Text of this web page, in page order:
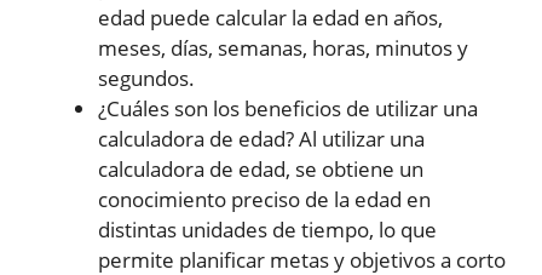
edad puede calcular la edad en años,
meses, días, semanas, horas, minutos y
segundos.
¿Cuáles son los beneficios de utilizar una
calculadora de edad? Al utilizar una
calculadora de edad, se obtiene un
conocimiento preciso de la edad en
distintas unidades de tiempo, lo que
permite planificar metas y objetivos a corto